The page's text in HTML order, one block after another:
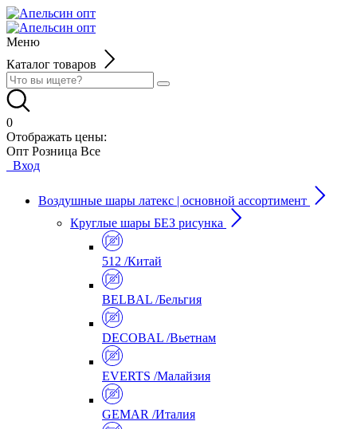
Меню
Каталог товаров
0
Отображать цены:
Опт Розница Все
Вход
Воздушные шары латекс | основной ассортимент
Круглые шары БЕЗ рисунка
512 /Китай
BELBAL /Бельгия
DECOBAL /Вьетнам
EVERTS /Малайзия
GEMAR /Италия